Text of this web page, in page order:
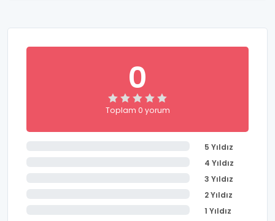
0
Toplam 0 yorum
5 Yıldız
4 Yıldız
3 Yıldız
2 Yıldız
1 Yıldız